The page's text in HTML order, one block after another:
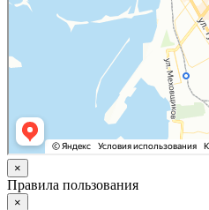
×
Правила пользования
×